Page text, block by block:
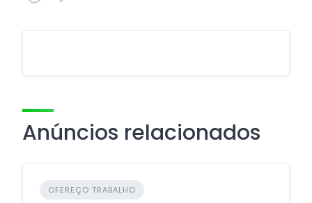
Anúncios relacionados
OFEREÇO TRABALHO